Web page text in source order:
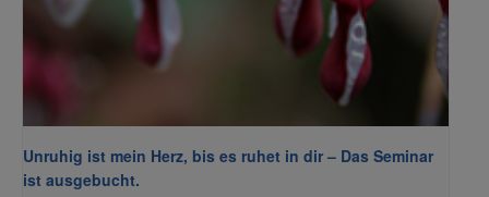
Unruhig ist mein Herz, bis es ruhet in dir – Das Seminar
ist ausgebucht.